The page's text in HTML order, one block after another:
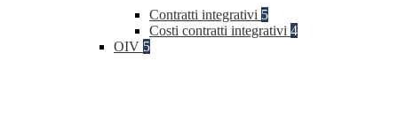
Contratti integrativi 5
Costi contratti integrativi 4
OIV 5